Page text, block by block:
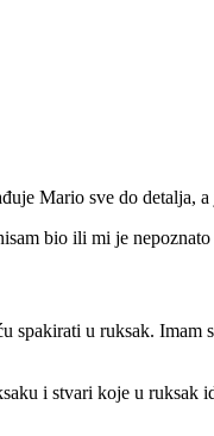
Mario sve do detalja,
bio ili mi je
spakirati u ruksak.
i stvari koje u